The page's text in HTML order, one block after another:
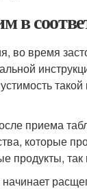
время
приема
которые
так